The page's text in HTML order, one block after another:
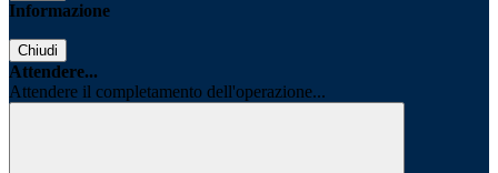
Informazione
Chiudi
Attendere...
Attendere il completamento dell'operazione...